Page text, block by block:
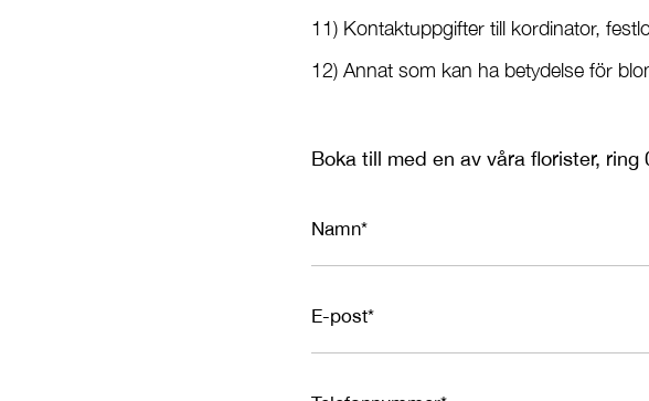
11) Kontaktuppgifter till kordinator,
12) Annat som kan ha betydelse för
Boka till med en av våra florister,
Namn*
E-post*